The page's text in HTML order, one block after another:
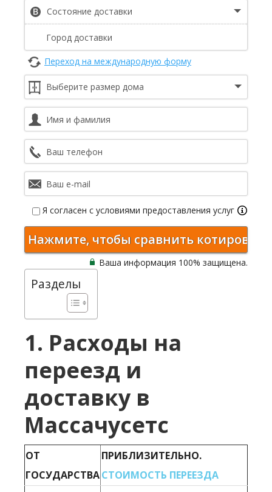
Переход на международную форму
Я согласен с условиями предоставления услуг
Ваша информация 100% защищена.
Разделы
1. Расходы на
переезд и
доставку в
Массачусетс
ОТ
ГОСУДАРСТВА
ПРИБЛИЗИТЕЛЬНО.
СТОИМОСТЬ ПЕРЕЕЗДА